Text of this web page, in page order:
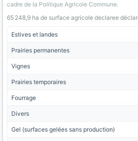
cadre de la Politique Agricole Commune.
65 248,9 ha de surface agricole declaree
Estives et landes
Prairies permanentes
Vignes
Prairies temporaires
Fourrage
Divers
Gel (surfaces gelées sans production)